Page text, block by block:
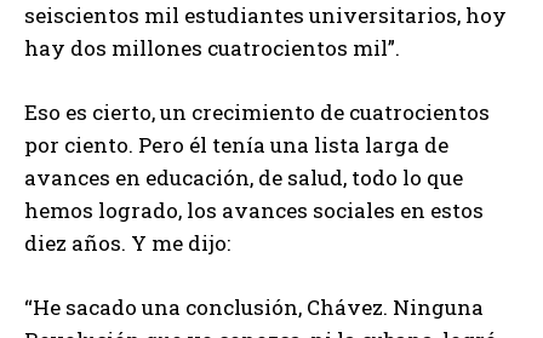
seiscientos mil estudiantes universitarios, hoy
hay dos millones cuatrocientos mil”.
Eso es cierto, un crecimiento de cuatrocientos
por ciento. Pero él tenía una lista larga de
avances en educación, de salud, todo lo que
hemos logrado, los avances sociales en estos
diez años. Y me dijo:
“He sacado una conclusión, Chávez. Ninguna